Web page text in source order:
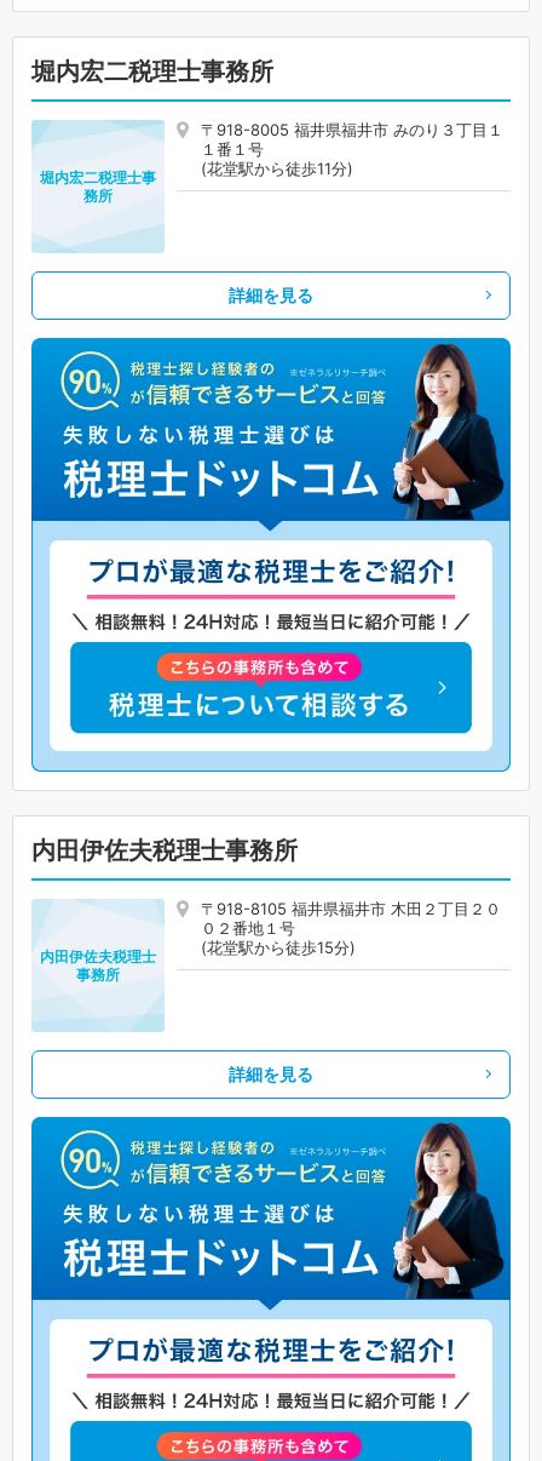
堀内宏二税理士事務所
〒918-8005 福井県福井市 みのり３丁目１
１番１号
(花堂駅から徒歩11分)
堀内宏二税理士事
務所
詳細を見る
内田伊佐夫税理士事務所
〒918-8105 福井県福井市 木田２丁目２０
０２番地１号
(花堂駅から徒歩15分)
内田伊佐夫税理士
事務所
詳細を見る